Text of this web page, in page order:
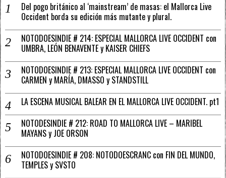
Del pogo británico al ‘mainstream’ de masas: el Mallorca Live
Occident borda su edición más mutante y plural.
NOTODOESINDIE # 214: ESPECIAL MALLORCA LIVE OCCIDENT con
UMBRA, LEÓN BENAVENTE y KAISER CHIEFS
NOTODOESINDIE # 213: ESPECIAL MALLORCA LIVE OCCIDENT con
CARMEN y MARÍA, DMASSO y STANDSTILL
LA ESCENA MUSICAL BALEAR EN EL MALLORCA LIVE OCCIDENT. pt1
NOTODESINDIE # 212: ROAD TO MALLORCA LIVE – MARIBEL
MAYANS y JOE ORSON
NOTODOESINDIE # 208: NOTODOESCRANC con FIN DEL MUNDO,
TEMPLES y SVSTO